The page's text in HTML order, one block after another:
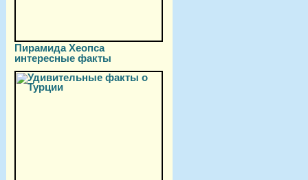
Пирамида Хеопса
интересные факты